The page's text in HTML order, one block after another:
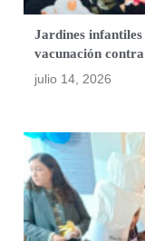
Jardines
vacunación
julio 14, 2026